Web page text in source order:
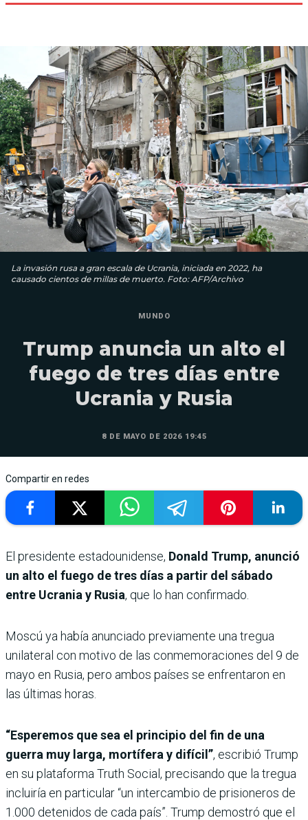
La invasión rusa a gran escala de Ucrania, iniciada en 2022, ha
causado cientos de millas de muerto. Foto: AFP/Archivo
MUNDO
Trump anuncia un alto el
fuego de tres días entre
Ucrania y Rusia
8 DE MAYO DE 2026 19:45
Compartir en redes
El presidente estadounidense, Donald Trump, anunció
un alto el fuego de tres días a partir del sábado
entre Ucrania y Rusia, que lo han confirmado.
Moscú ya había anunciado previamente una tregua
unilateral con motivo de las conmemoraciones del 9 de
mayo en Rusia, pero ambos países se enfrentaron en
las últimas horas.
“Esperemos que sea el principio del fin de una
guerra muy larga, mortífera y difícil”, escribió Trump
en su plataforma Truth Social, precisando que la tregua
incluiría en particular “un intercambio de prisioneros de
1.000 detenidos de cada país”. Trump demostró que el